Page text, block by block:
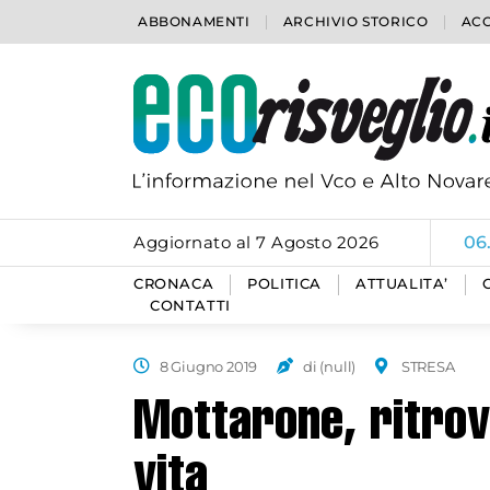
ABBONAMENTI ARCHIVIO STORICO
Aggiornato al 7 Agosto 2026
CRONACA POLITICA ATTUALITA’
CONTATTI
8 Giugno 2019 di (null) STRESA
Mottarone,